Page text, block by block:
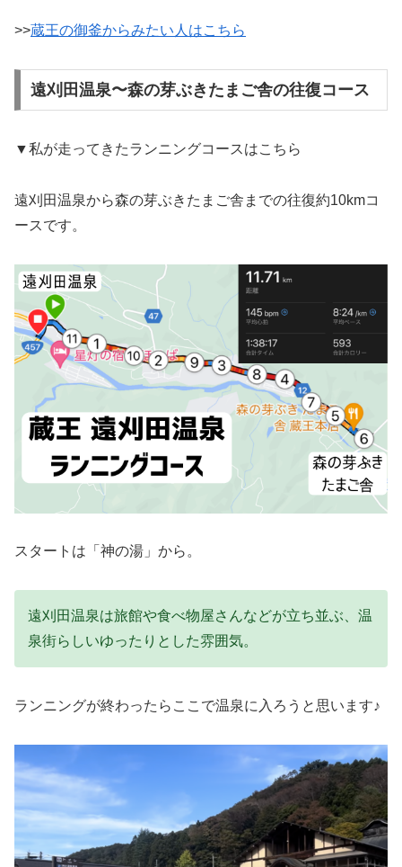
>>蔵王の御釜からみたい人はこちら
遠刈田温泉〜森の芽ぶきたまご舎の往復コース
▼私が走ってきたランニングコースはこちら
遠刈田温泉から森の芽ぶきたまご舎までの往復約10kmコ
ースです。
スタートは「神の湯」から。
遠刈田温泉は旅館や食べ物屋さんなどが立ち並ぶ、温
泉街らしいゆったりとした雰囲気。
ランニングが終わったらここで温泉に入ろうと思います♪